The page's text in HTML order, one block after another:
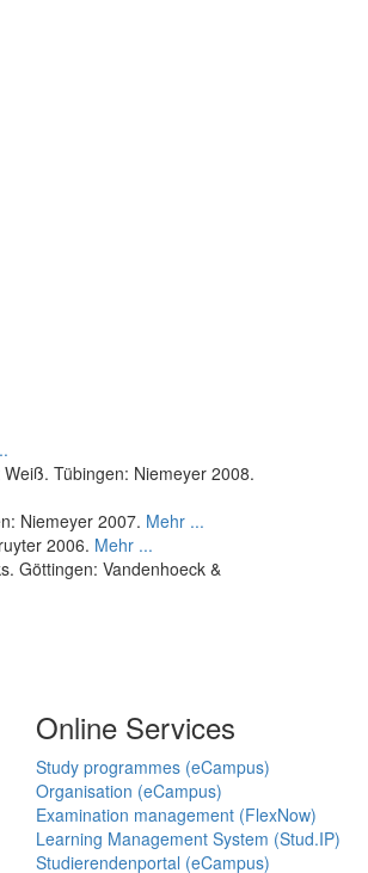
Tübingen: Niemeyer 2008.
Niemeyer 2007. Mehr ...
2006. Mehr ...
Göttingen: Vandenhoeck &
Online Services
Study programmes (eCampus)
Organisation (eCampus)
Examination management (FlexNow)
Learning Management System (Stud.IP)
Studierendenportal (eCampus)